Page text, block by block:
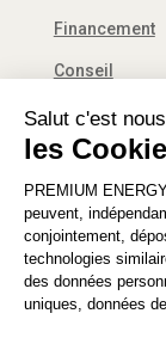
Salut c'est
les
PREMIUM
peuvent,
conjointement,
technologies
des données
uniques, données
Financement
Conseil
Décret tertiaire
Financement
Solutions
© 2021